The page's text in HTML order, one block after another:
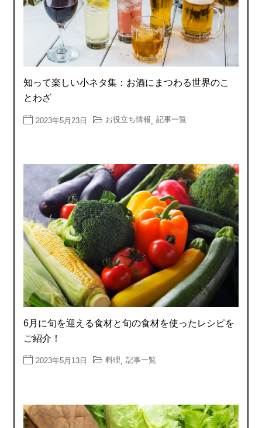
知って楽しい小ネタ集：お酒にまつわる世界のこ
とわざ
2023年5月23日 お役立ち情報 記事一覧
6月に旬を迎える食材と旬の食材を使ったレシピを
ご紹介！
2023年5月13日 料理, 記事一覧